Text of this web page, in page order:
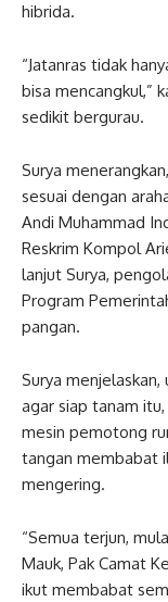
hibrida.
“Jatanras tidak
bisa mencangkul,”
sedikit bergurau.
Surya
sesuai dengan
Andi Muhammad
Reskrim Kompol
lanjut Surya,
Program
pangan.
Surya
agar siap tanam
mesin pemotong
tangan membabat
mengering.
“Semua terjun,
Mauk, Pak Camat
ikut membabat